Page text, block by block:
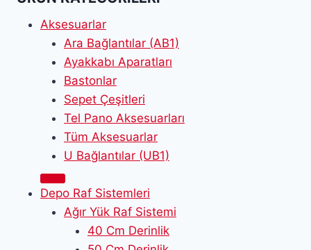
Aksesuarlar
Ara Bağlantılar (AB1)
Ayakkabı Aparatları
Bastonlar
Sepet Çeşitleri
Tel Pano Aksesuarları
Tüm Aksesuarlar
U Bağlantılar (UB1)
Depo Raf Sistemleri
Ağır Yük Raf Sistemi
40 Cm Derinlik